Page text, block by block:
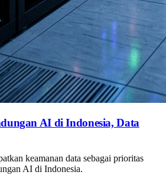
AI di Indonesia, Data
keamanan data sebagai prioritas
AI di Indonesia.